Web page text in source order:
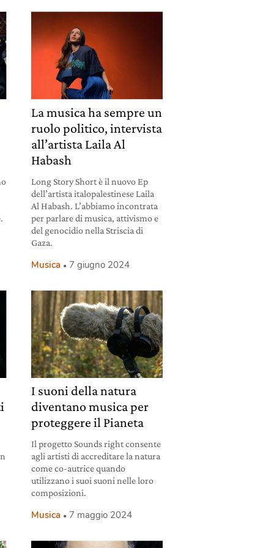
La musica ha sempre un
ruolo politico, intervista
all’artista Laila Al
Habash
Long Story Short è il nuovo Ep
dell’artista italopalestinese Laila
Al Habash. L’abbiamo incontrata
per parlare di musica, attivismo e
del genocidio nella Striscia di
Gaza.
Musica 7 giugno 2024
I suoni della natura
diventano musica per
proteggere il Pianeta
Il progetto Sounds right consente
agli artisti di accreditare la natura
come co-autrice quando
utilizzano i suoi suoni nelle loro
composizioni.
Musica 7 maggio 2024